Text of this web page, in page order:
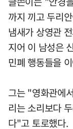
까지 끼고 두리
냄새가 상영관
지어 이 남성은
민폐 행동들을
그는 "영화관에
리는 소리보다
다"고 토로했다.